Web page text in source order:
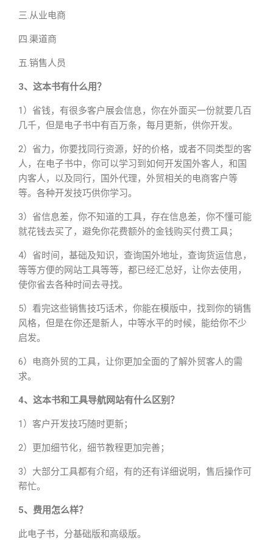
三.从业电商
四.渠道商
五.销售人员
3、这本书有什么用？
1）省钱，有很多客户展会信息，你在外面买一份就要几百
几千，但是电子书中有百万条，每月更新，供你开发。
2）省力，你要找同行资源，好的价格，或者不同类型的客
人，在电子书中，你可以学习到如何开发国外客人，和国
内客人，以及同行，国外代理，外贸相关的电商客户等
等。各种开发技巧供你学习。
3）省信息差，你不知道的工具，存在信息差，你不懂可能
就花钱去买了，避免你花费额外的金钱购买付费工具；
4）省时间，基础及知识，查询国外地址，查询货运信息，
等等方便的网站工具等等，都已经汇总好，让你去使用，
使你省去各种时间去寻找。
5）看完这些销售技巧话术，你能在模版中，找到你的销售
风格，但是在你还是新人，中等水平的时候，能给你不少
启发。
6）电商外贸的工具，让你更加全面的了解外贸客人的需
求。
4、这本书和工具导航网站有什么区别？
1）客户开发技巧随时更新；
2）更加细节化，细节教程更加完善；
3）大部分工具都有介绍，有的还有详细说明，售后操作可
帮忙。
5、费用怎么样？
此电子书，分基础版和高级版。